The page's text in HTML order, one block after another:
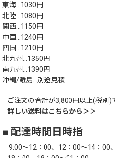
東海…1030円
北陸…1080円
関西…1150円
中国…1240円
四国…1210円
北九州…1350円
南九州…1390円
沖縄/離島…別途見積
ご注文の合計が3,800円以上(税別)
詳しい送料はこちらから＞＞
■ 配達時間日時指
9:00～12：00、12：00～14：00